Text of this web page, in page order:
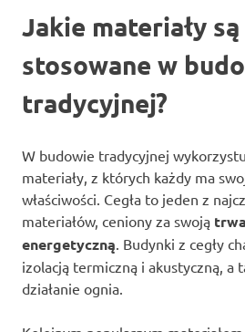
Jakie materiały
stosowane w
tradycyjnej?
W budowie tradycyjnej
materiały, z których każdy ma
właściwości. Cegła to jeden z
materiałów, ceniony za swoją
energetyczną . Budynki z cegły
izolacją termiczną i akustyczną, a
działanie ognia.